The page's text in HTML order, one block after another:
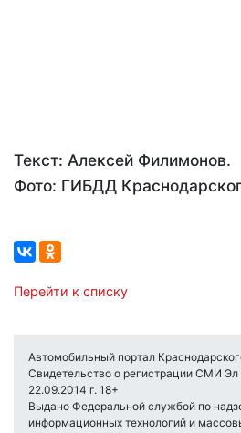
Текст: Алексей Филимонов.
Фото: ГИБДД
Перейти к списку
Автомобильный портал
Свидетельство о регистрации СМИ
22.09.2014 г. 18+
Выдано Федеральной службой по
информационных технологий и